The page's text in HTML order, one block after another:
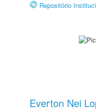
Repositório
Everton Nei